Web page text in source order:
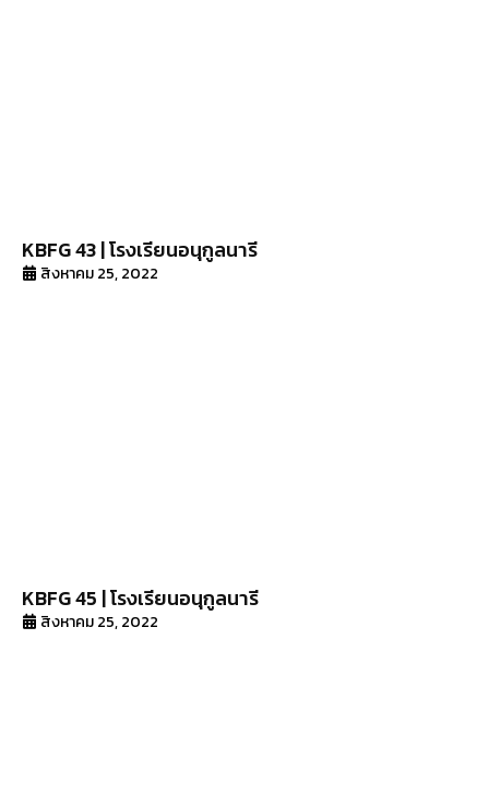
KBFG 43 | โรงเรียนอนุกูลนารี
สิงหาคม 25, 2022
KBFG 45 | โรงเรียนอนุกูลนารี
สิงหาคม 25, 2022